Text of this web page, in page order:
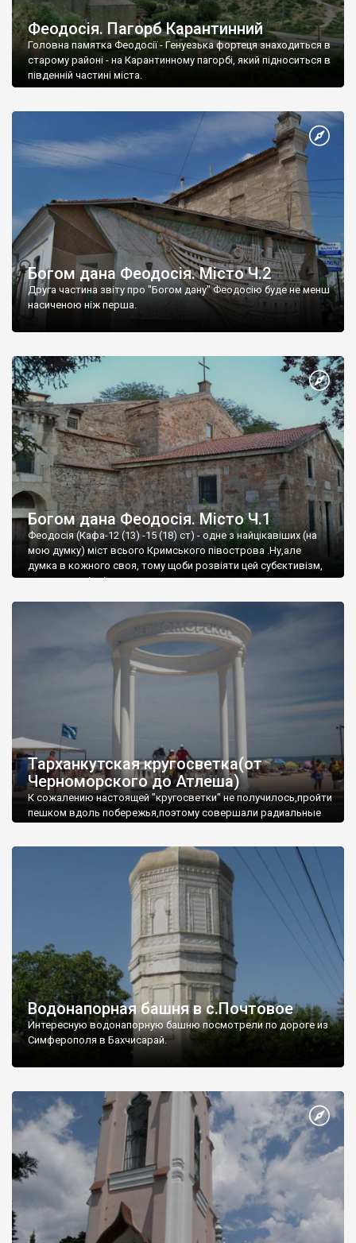
Феодосія. Пагорб Карантинний
Головна памятка Феодосії - Генуезька фортеця знаходиться в
старому районі - на Карантинному пагорбі, який підноситься в
південній частині міста.
Богом дана Феодосія. Місто Ч.2
Друга частина звіту про "Богом дану" Феодосію буде не менш
насиченою ніж перша.
Богом дана Феодосія. Місто Ч.1
Феодосія (Кафа-12 (13) -15 (18) ст) - одне з найцікавіших (на
мою думку) міст всього Кримського півострова .Ну,але
думка в кожного своя, тому щоби розвіяти цей субєктивізм,
запрошую відвідати це
Тарханкутская кругосветка(от
Черноморского до Атлеша)
К сожалению настоящей "кругосветки" не получилось,пройти
пешком вдоль побережья,поэтому совершали радиальные
Водонапорная башня в с.Почтовое
Интересную водонапорную башню посмотрели по дороге из
Симферополя в Бахчисарай.